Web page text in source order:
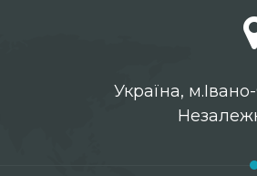
Українa,